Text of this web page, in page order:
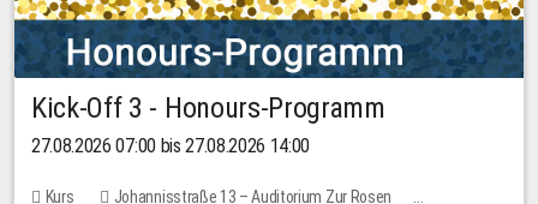
Kick-Off 3 - Honours-Programm
27.08.2026 07:00 bis 27.08.2026 14:00
Kurs
Johannisstraße 13 – Auditorium Zur Rosen